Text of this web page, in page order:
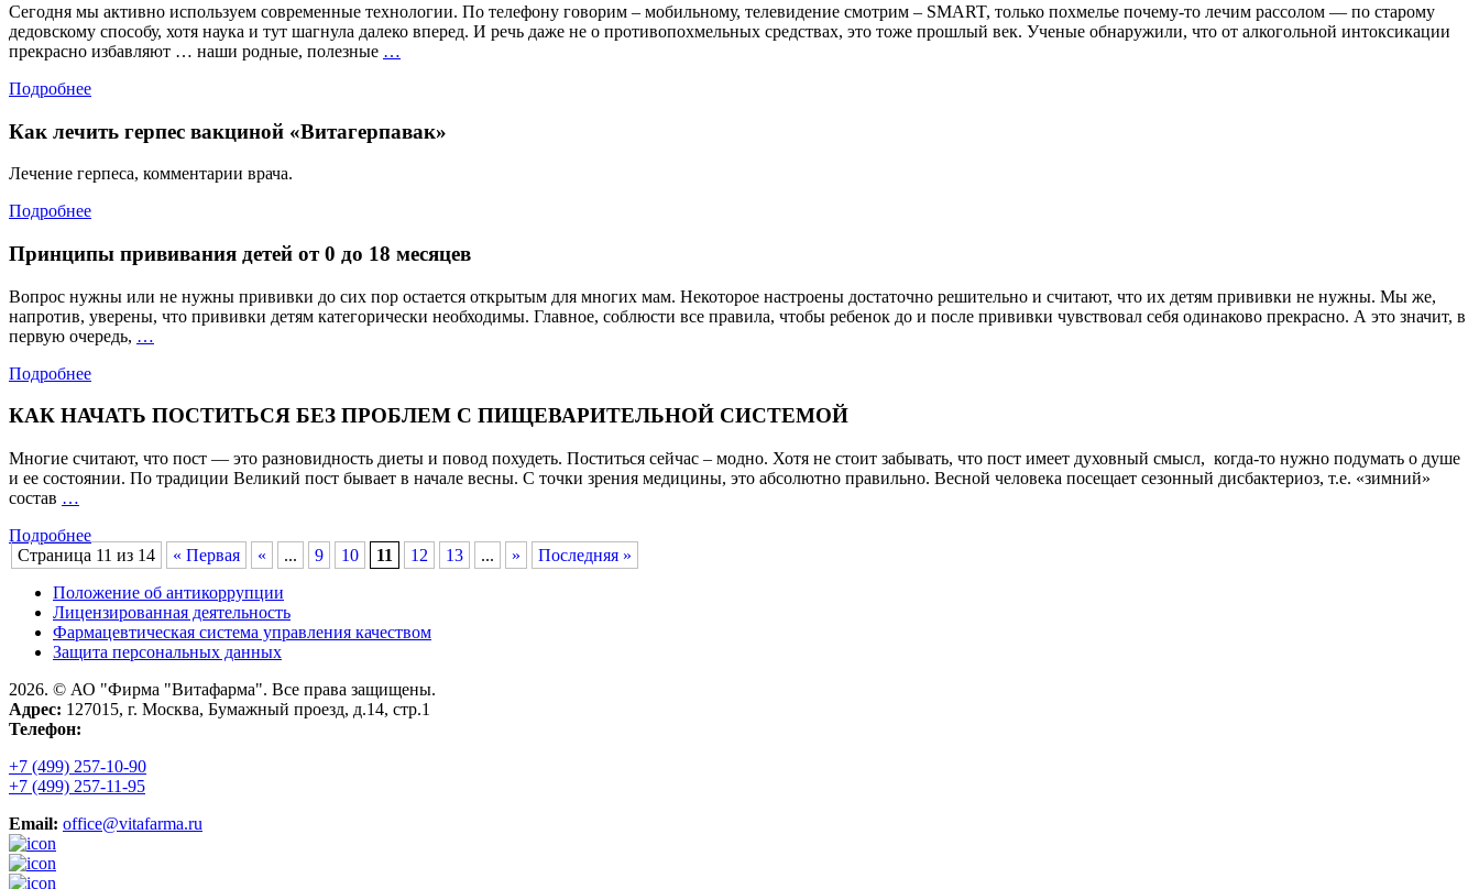
Сегодня мы активно используем современные технологии. По телефону говорим – мобильному, телевидение смотрим – SMART, только похмелье почему-то лечим рассолом — по старому
дедовскому способу, хотя наука и тут шагнула далеко вперед. И речь даже не о противопохмельных средствах, это тоже прошлый век. Ученые обнаружили, что от алкогольной интоксикации
прекрасно избавляют … наши родные, полезные …
Подробнее
Как лечить герпес вакциной «Витагерпавак»
Лечение герпеса, комментарии врача.
Подробнее
Принципы прививания детей от 0 до 18 месяцев
Вопрос нужны или не нужны прививки до сих пор остается открытым для многих мам. Некоторое настроены достаточно решительно и считают, что их детям прививки не нужны. Мы же,
напротив, уверены, что прививки детям категорически необходимы. Главное, соблюсти все правила, чтобы ребенок до и после прививки чувствовал себя одинаково прекрасно. А это значит, в
первую очередь, …
0
18
месяцев
Подробнее
КАК НАЧАТЬ ПОСТИТЬСЯ БЕЗ ПРОБЛЕМ С ПИЩЕВАРИТЕЛЬНОЙ СИСТЕМОЙ
Многие считают, что пост — это разновидность диеты и повод похудеть. Поститься сейчас – модно. Хотя не стоит забывать, что пост имеет духовный смысл, когда-то нужно подумать о душе
и ее состоянии. По традиции Великий пост бывает в начале весны. С точки зрения медицины, это абсолютно правильно. Весной человека посещает сезонный дисбактериоз, т.е. «зимний»
состав …
ПОСТИТЬСЯ
БЕЗ
С
ПИЩЕВАРИТЕЛЬНОЙ
СИСТЕМОЙ
Подробнее
Страница 11 из 14
« Первая « ... 9 10 11 12 13 ... »
Последняя »
Положение об антикоррупции
Лицензированная деятельность
Фармацевтическая система управления качеством
Защита персональных данных
2026. © АО "Фирма "Витафарма". Все права защищены.
Адрес: 127015, г. Москва, Бумажный проезд, д.14, стр.1
Телефон:
+7 (499) 257-10-90
+7 (499) 257-11-95
Email: office@vitafarma.ru